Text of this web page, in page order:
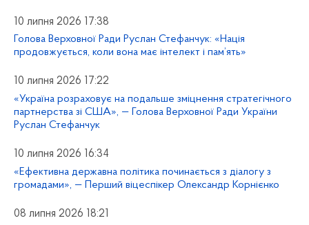
10 липня 2026 17:38
Голова Верховної Ради Руслан Стефанчук: «Нація
продовжується, коли вона має інтелект і пам’ять»
10 липня 2026 17:22
«Україна розраховує на подальше зміцнення стратегічного
партнерства зі США», — Голова Верховної Ради України
Руслан Стефанчук
10 липня 2026 16:34
«Ефективна державна політика починається з діалогу з
громадами», — Перший віцеспікер Олександр Корнієнко
08 липня 2026 18:21